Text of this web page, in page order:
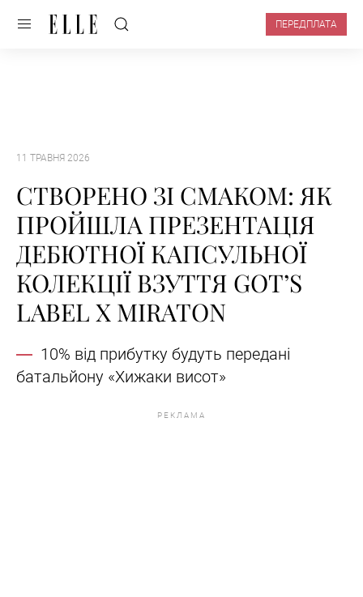
ПЕРЕДПЛАТА
11 ТРАВНЯ 2026
СТВОРЕНО ЗІ СМАКОМ: ЯК
ПРОЙШЛА ПРЕЗЕНТАЦІЯ
ДЕБЮТНОЇ КАПСУЛЬНОЇ
КОЛЕКЦІЇ ВЗУТТЯ GOT’S
LABEL X MIRATON
10% від прибутку будуть передані
батальйону «Хижаки висот»
РЕКЛАМА